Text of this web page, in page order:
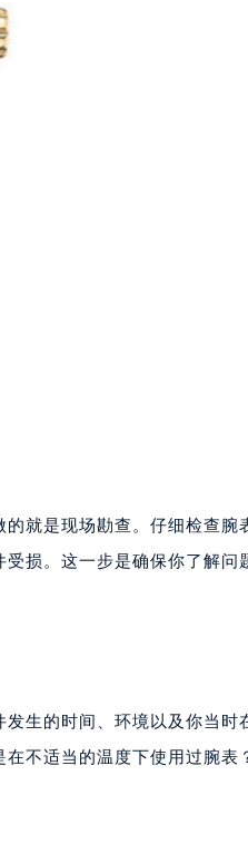
就是现场勘查。仔细检查腕
损。这一步是确保你了解问
生的时间、环境以及你当时
不适当的温度下使用过腕表